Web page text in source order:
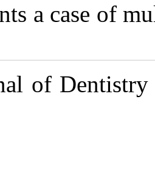
report
Source: